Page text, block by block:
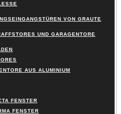
VON GRAUTE
UND GARAGENTORE
AUS ALUMINIUM
FENSTER
FENSTER